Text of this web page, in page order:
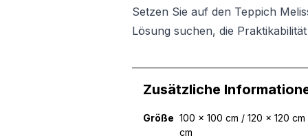
Setzen Sie auf den Teppich
Lösung suchen, die
Zusätzliche
Größe 100 x 100 cm / 120 x 120
cm